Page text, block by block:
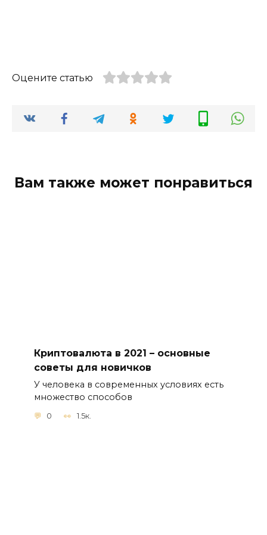
Оцените статью
Вам также может понравиться
Криптовалюта в 2021 – основные
советы для новичков
У человека в современных условиях есть
множество способов
0 1.5к.